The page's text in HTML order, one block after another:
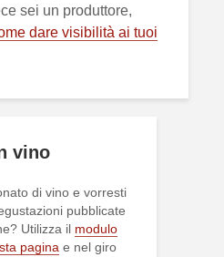
sei un produttore,
dare visibilità ai tuoi
vino
di vino e vorresti
pubblicate
Utilizza il modulo
pagina e nel giro